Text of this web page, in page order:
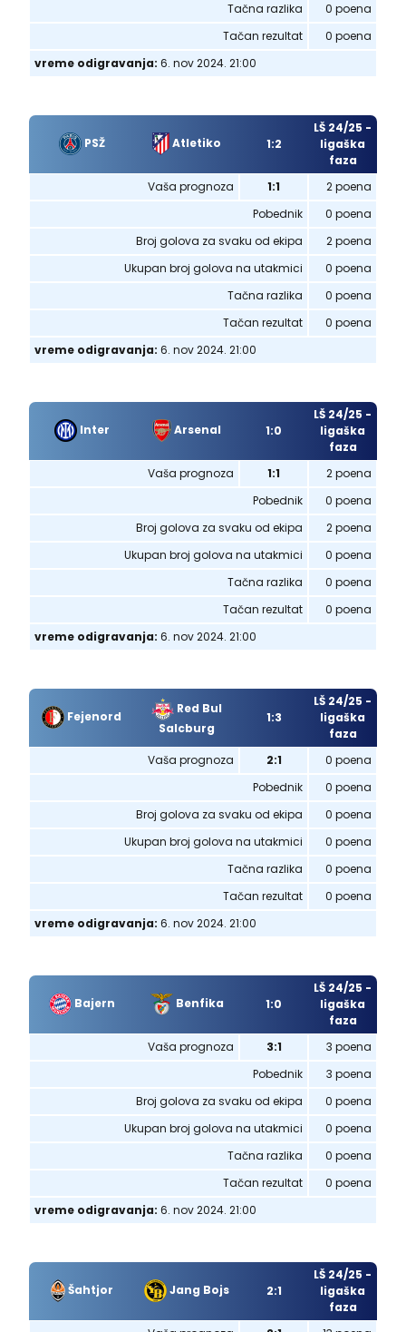
Tačna razlika
0 poena
Tačan rezultat
0 poena
vreme odigravanja: 6. nov 2024. 21:00
PSŽ Atletiko 1:2
LŠ 24/25 -
ligaška
faza
Vaša prognoza
1:1
2 poena
Pobednik
0 poena
Broj golova za svaku od ekipa
2 poena
Ukupan broj golova na utakmici
0 poena
Tačna razlika
0 poena
Tačan rezultat
0 poena
vreme odigravanja: 6. nov 2024. 21:00
Inter Arsenal 1:0
LŠ 24/25 -
ligaška
faza
Vaša prognoza
1:1
2 poena
Pobednik
0 poena
Broj golova za svaku od ekipa
2 poena
Ukupan broj golova na utakmici
0 poena
Tačna razlika
0 poena
Tačan rezultat
0 poena
vreme odigravanja: 6. nov 2024. 21:00
Fejenord
Red Bul
Salcburg
1:3
LŠ 24/25 -
ligaška
faza
Vaša prognoza
2:1
0 poena
Pobednik
0 poena
Broj golova za svaku od ekipa
0 poena
Ukupan broj golova na utakmici
0 poena
Tačna razlika
0 poena
Tačan rezultat
0 poena
vreme odigravanja: 6. nov 2024. 21:00
Bajern Benfika 1:0
LŠ 24/25 -
ligaška
faza
Vaša prognoza
3:1
3 poena
Pobednik
3 poena
Broj golova za svaku od ekipa
0 poena
Ukupan broj golova na utakmici
0 poena
Tačna razlika
0 poena
Tačan rezultat
0 poena
vreme odigravanja: 6. nov 2024. 21:00
Šahtjor Jang Bojs 2:1
LŠ 24/25 -
ligaška
faza